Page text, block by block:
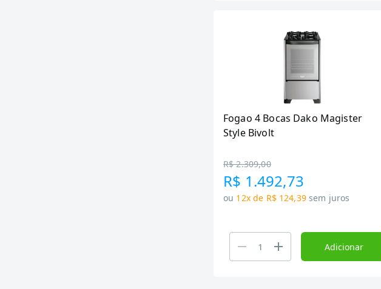
Fogao 4 Bocas Dako Magister
Style Bivolt
R$ 2.309,00
R$ 1.492,73
ou 12x de R$ 124,39 sem juros
Adicionar